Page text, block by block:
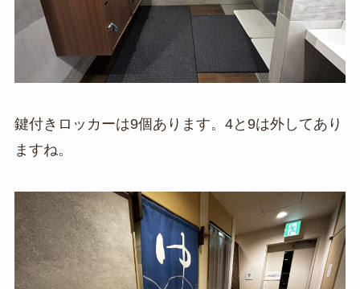
鍵付きロッカーは9個あります。4と9は外してあり
ますね。